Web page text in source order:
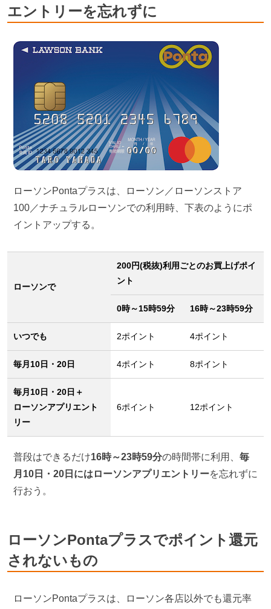
エントリーを忘れずに
ローソンPontaプラスは、ローソン／ローソンストア
100／ナチュラルローソンでの利用時、下表のようにポ
イントアップする。
ローソンで
200円(税抜)利用ごとのお買上げポイ
ント
0時～15時59分 16時～23時59分
いつでも 2ポイント 4ポイント
毎月10日・20日 4ポイント 8ポイント
毎月10日・20日＋
ローソンアプリエント
リー
6ポイント 12ポイント
普段はできるだけ16時～23時59分の時間帯に利用、 毎
月10日・20日にはローソンアプリエントリーを忘れずに
行おう。
ローソンPontaプラスでポイント還元
されないもの
ローソンPontaプラスは、ローソン各店以外でも還元率